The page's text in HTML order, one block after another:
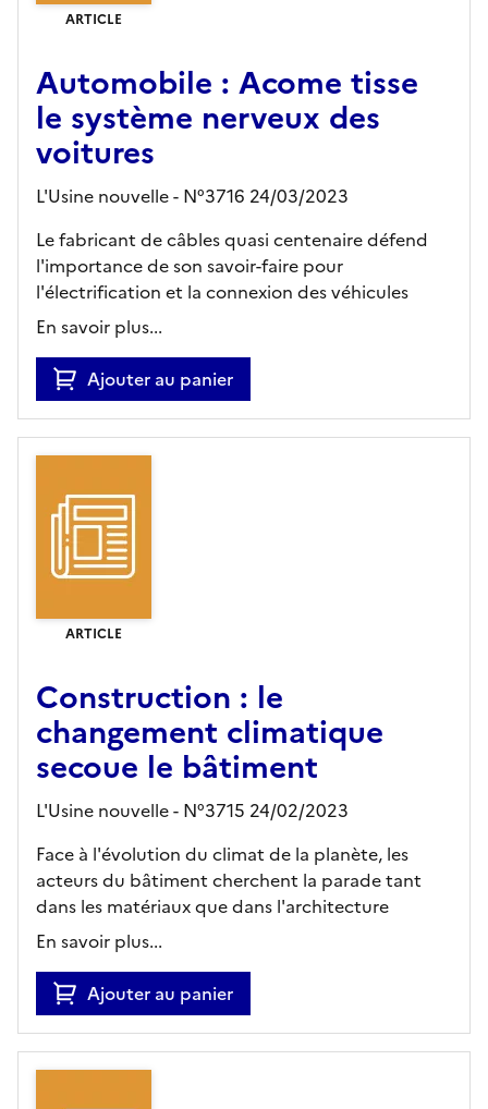
ARTICLE
Automobile : Acome tisse
le système nerveux des
voitures
L'Usine nouvelle - N°3716 24/03/2023
Le fabricant de câbles quasi centenaire défend
l'importance de son savoir-faire pour
l'électrification et la connexion des véhicules
En savoir plus...
Ajouter au panier
ARTICLE
Construction : le
changement climatique
secoue le bâtiment
L'Usine nouvelle - N°3715 24/02/2023
Face à l'évolution du climat de la planète, les
acteurs du bâtiment cherchent la parade tant
dans les matériaux que dans l'architecture
En savoir plus...
Ajouter au panier